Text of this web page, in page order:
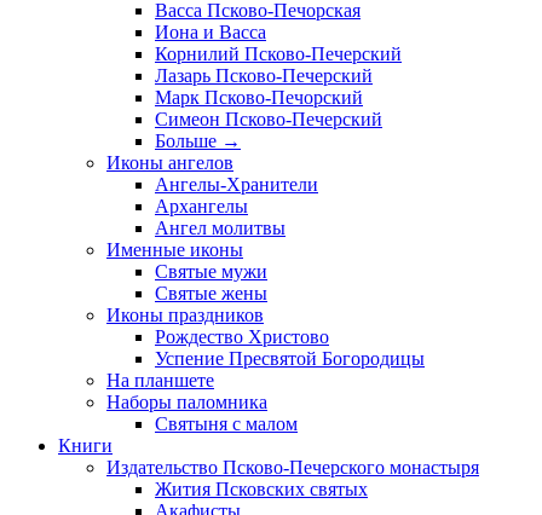
Васса Псково-Печорская
Иона и Васса
Корнилий Псково-Печерский
Лазарь Псково-Печерский
Марк Псково-Печорский
Симеон Псково-Печерский
Больше →
Иконы ангелов
Ангелы-Хранители
Архангелы
Ангел молитвы
Именные иконы
Святые мужи
Святые жены
Иконы праздников
Рождество Христово
Успение Пресвятой Богородицы
На планшете
Наборы паломника
Святыня с малом
Книги
Издательство Псково-Печерского монастыря
Жития Псковских святых
Акафисты